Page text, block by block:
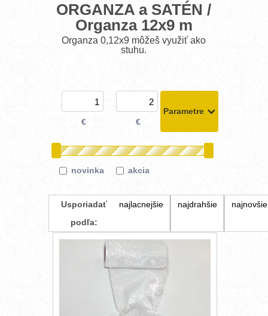
ORGANZA a SATÉN /
Organza 12x9 m
Organza 0,12x9 môžeš využiť ako
stuhu.
€ €
Parametre
novinka akcia
Usporiadať
podľa:
najlacnejšie najdrahšie najnovšie